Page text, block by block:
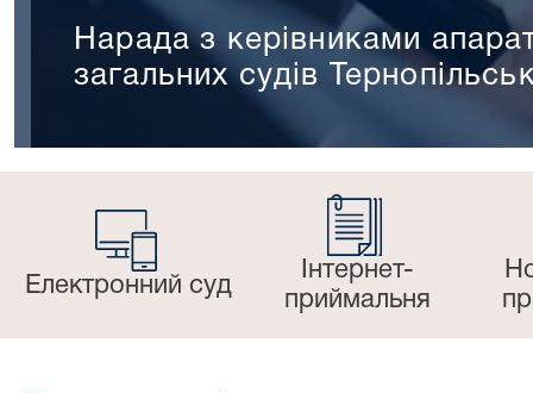
Нарада з керівниками
загальних судів
Електронний суд
Інтернет-
приймальня